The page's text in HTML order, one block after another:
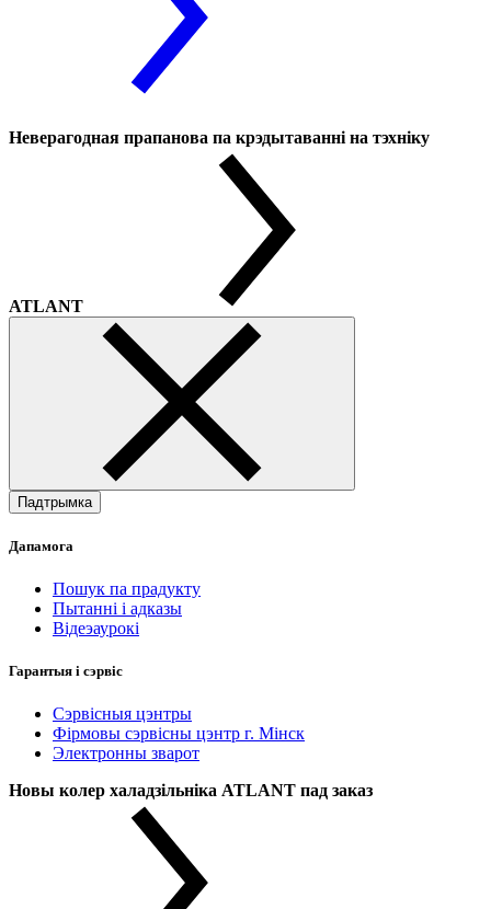
Неверагодная прапанова па крэдытаванні на тэхніку
ATLANT
Падтрымка
Дапамога
Пошук па прадукту
Пытанні і адказы
Відеэаурокі
Гарантыя і сэрвіс
Сэрвісныя цэнтры
Фірмовы сэрвісны цэнтр г. Мінск
Электронны зварот
Новы колер халадзільніка ATLANT пад заказ